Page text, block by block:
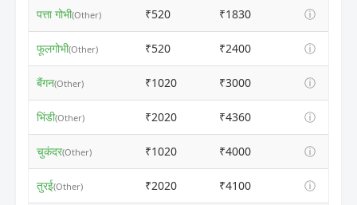
पत्ता गोभी(Other) ₹520 ₹1830 ⓘ
फूलगोभी(Other) ₹520 ₹2400 ⓘ
बैंगन(Other) ₹1020 ₹3000 ⓘ
भिंडी(Other) ₹2020 ₹4360 ⓘ
चुकंदर(Other) ₹1020 ₹4000 ⓘ
तुरई(Other) ₹2020 ₹4100 ⓘ